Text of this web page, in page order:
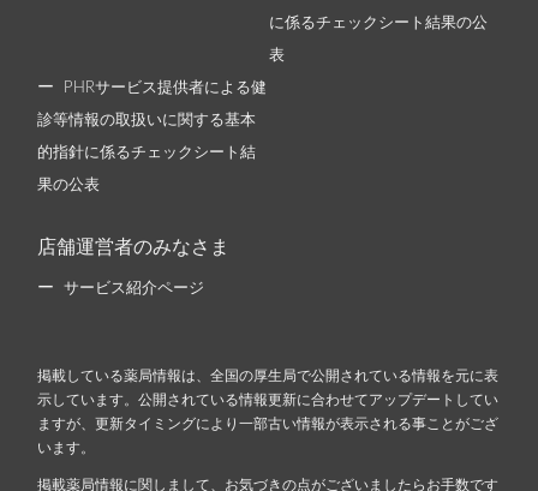
に係るチェックシート結果の公
表
PHRサービス提供者による健
診等情報の取扱いに関する基本
的指針に係るチェックシート結
果の公表
店舗運営者のみなさま
サービス紹介ページ
掲載している薬局情報は、全国の厚生局で公開されている情報を元に表
示しています。公開されている情報更新に合わせてアップデートしてい
ますが、更新タイミングにより一部古い情報が表示される事ことがござ
います。
掲載薬局情報に関しまして、お気づきの点がございましたらお手数です